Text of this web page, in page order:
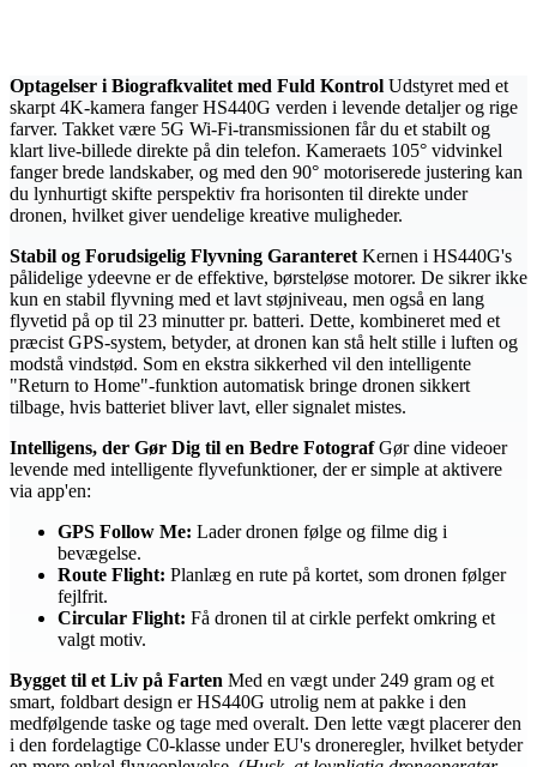
Optagelser i Biografkvalitet med Fuld Kontrol Udstyret med et
skarpt 4K-kamera fanger HS440G verden i levende detaljer og rige
farver. Takket være 5G Wi-Fi-transmissionen får du et stabilt og
klart live-billede direkte på din telefon. Kameraets 105° vidvinkel
fanger brede landskaber, og med den 90° motoriserede justering kan
du lynhurtigt skifte perspektiv fra horisonten til direkte under
dronen, hvilket giver uendelige kreative muligheder.
Stabil og Forudsigelig Flyvning Garanteret Kernen i HS440G's
pålidelige ydeevne er de effektive, børsteløse motorer. De sikrer ikke
kun en stabil flyvning med et lavt støjniveau, men også en lang
flyvetid på op til 23 minutter pr. batteri. Dette, kombineret med et
præcist GPS-system, betyder, at dronen kan stå helt stille i luften og
modstå vindstød. Som en ekstra sikkerhed vil den intelligente
"Return to Home"-funktion automatisk bringe dronen sikkert
tilbage, hvis batteriet bliver lavt, eller signalet mistes.
Intelligens, der Gør Dig til en Bedre FotografGør dine videoer
levende med intelligente flyvefunktioner, der er simple at aktivere
via app'en:
GPS Follow Me: Lader dronen følge og filme dig i
bevægelse.
Route Flight: Planlæg en rute på kortet, som dronen følger
fejlfrit.
Circular Flight: Få dronen til at cirkle perfekt omkring et
valgt motiv.
Bygget til et Liv på Farten Med en vægt under 249 gram og et
smart, foldbart design er HS440G utrolig nem at pakke i den
medfølgende taske og tage med overalt. Den lette vægt placerer den
i den fordelagtige C0-klasse under EU's droneregler, hvilket betyder